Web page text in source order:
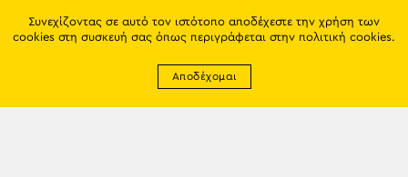
Συνεχίζοντας σε αυτό τον ιστότοπο αποδέχεστε την χρήση των
cookies στη συσκευή σας όπως περιγράφεται στην πολιτική cookies.
Αποδέχομαι